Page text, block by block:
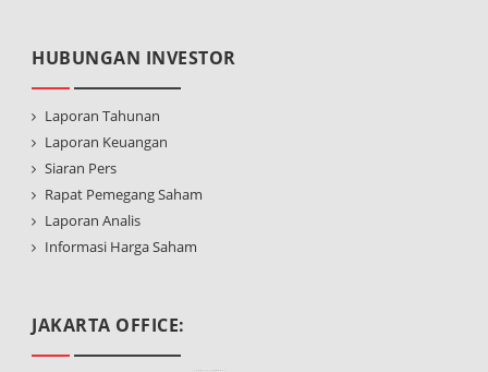
HUBUNGAN INVESTOR
Laporan Tahunan
Laporan Keuangan
Siaran Pers
Rapat Pemegang Saham
Laporan Analis
Informasi Harga Saham
JAKARTA OFFICE: